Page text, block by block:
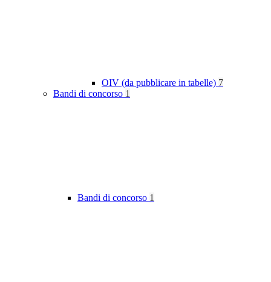
OIV (da pubblicare in tabelle) 7
Bandi di concorso 1
Bandi di concorso 1